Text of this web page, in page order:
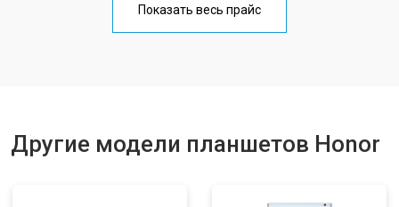
от 1750 ₽
Показать весь прайс
Другие модели планшетов Honor